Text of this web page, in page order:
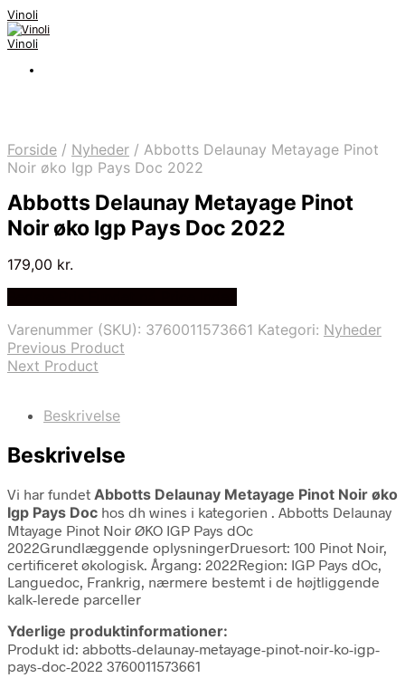
Vinoli
Vinoli
Forside / Nyheder / Abbotts Delaunay Metayage Pinot
Noir øko Igp Pays Doc 2022
Abbotts Delaunay Metayage Pinot
Noir øko Igp Pays Doc 2022
179,00 kr.
Varenummer (SKU): 3760011573661 Kategori: Nyheder
Previous Product
Next Product
Beskrivelse
Beskrivelse
Vi har fundet Abbotts Delaunay Metayage Pinot Noir øko
Igp Pays Doc hos dh wines i kategorien . Abbotts Delaunay
Mtayage Pinot Noir ØKO IGP Pays dOc
2022Grundlæggende oplysningerDruesort: 100 Pinot Noir,
certificeret økologisk. Årgang: 2022Region: IGP Pays dOc,
Languedoc, Frankrig, nærmere bestemt i de højtliggende
kalk-lerede parceller
Yderlige produktinformationer:
Produkt id: abbotts-delaunay-metayage-pinot-noir-ko-igp-
pays-doc-2022 3760011573661